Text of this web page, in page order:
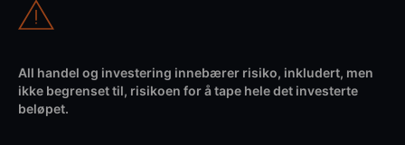
All handel og investering innebærer risiko, inkludert, men
ikke begrenset til, risikoen for å tape hele det investerte
beløpet.